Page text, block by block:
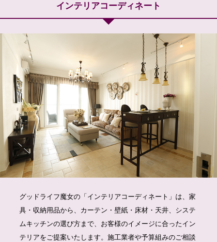
インテリアコーディネート
グッドライフ魔女の「インテリアコーディネート」は、家
具・収納用品から、カーテン・壁紙・床材・天井、システ
ムキッチンの選び方まで、お客様のイメージに合ったイン
テリアをご提案いたします。施工業者や予算組みのご相談